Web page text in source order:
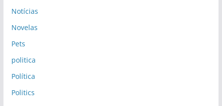
Notícias
Novelas
Pets
politica
Política
Politics